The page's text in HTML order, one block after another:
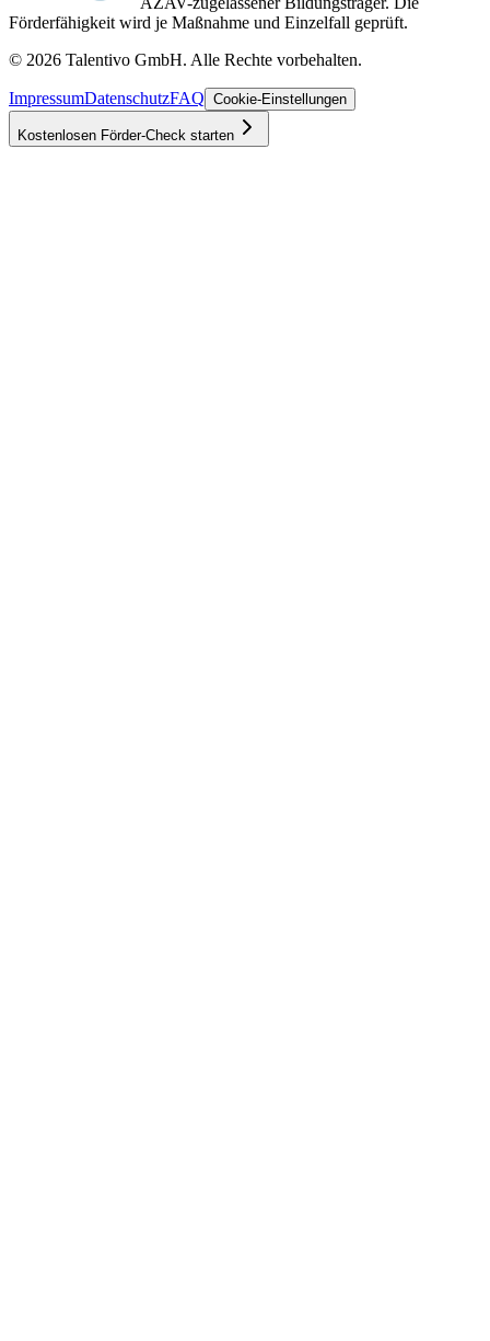
Förderfähigkeit wird je Maßnahme und Einzelfall geprüft.
© 2026 Talentivo GmbH. Alle Rechte vorbehalten.
ImpressumDatenschutzFAQ Cookie-Einstellungen
Kostenlosen Förder-Check starten